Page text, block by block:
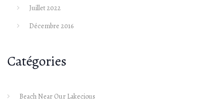
Juillet 2022
Décembre 2016
Catégories
Beach Near Our Lakecious